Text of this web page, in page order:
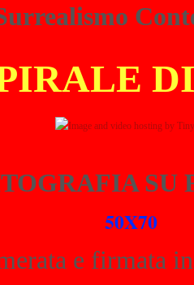
SU
50X70
e firmata